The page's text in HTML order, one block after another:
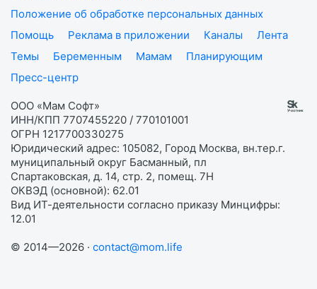
Положение об обработке персональных данных
Помощь
Реклама в приложении Каналы
Лента
Темы
Беременным Мамам
Планирующим
Пресс-центр
ООО «Мам Софт»
ИНН/КПП 7707455220 / 770101001
ОГРН 1217700330275
Юридический адрес: 105082, Город Москва, вн.тер.г.
муниципальный округ Басманный, пл
Спартаковская, д. 14, стр. 2, помещ. 7Н
ОКВЭД (основной): 62.01
Вид ИТ-деятельности согласно приказу Минцифры:
12.01
© 2014—2026 · contact@mom.life